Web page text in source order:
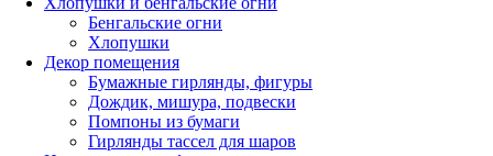
Бенгальские огни
Хлопушки
Декор помещения
Бумажные гирлянды, фигуры
Дождик, мишура, подвески
Помпоны из бумаги
Гирлянды тассел для шаров